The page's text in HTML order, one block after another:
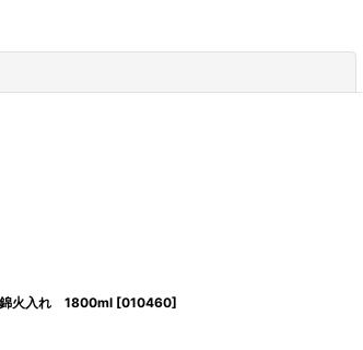
火入れ 1800ml [010460]